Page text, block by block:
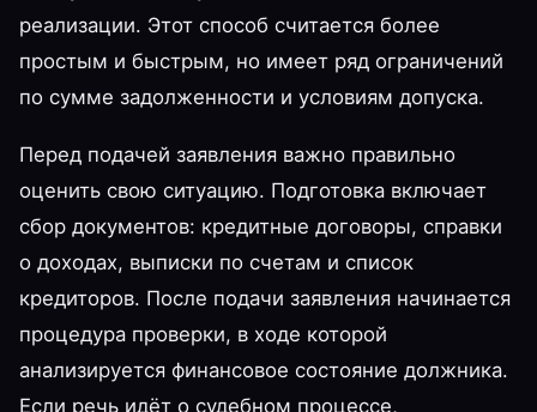
реализации. Этот способ считается более
простым и быстрым, но имеет ряд ограничений
по сумме задолженности и условиям допуска.
Перед подачей заявления важно правильно
оценить свою ситуацию. Подготовка включает
сбор документов: кредитные договоры, справки
о доходах, выписки по счетам и список
кредиторов. После подачи заявления начинается
процедура проверки, в ходе которой
анализируется финансовое состояние должника.
Если речь идёт о судебном процессе,